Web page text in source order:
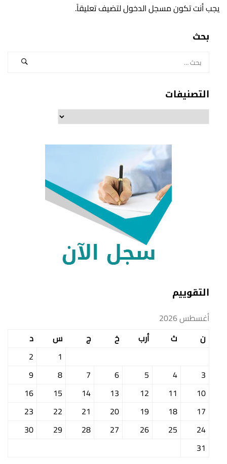
يجب أنت تكونمسجل الدخوللتضيف تعليقاً.
بحث
التصنيفات
التقوييم
أغسطس 2026
ن
ث أرب خ ج س
د
1
2
3
4
5
6
7
8
9
10
11
12
13
14
15
16
17
18
19
20
21
22
23
24
25
26
27
28
29
30
31